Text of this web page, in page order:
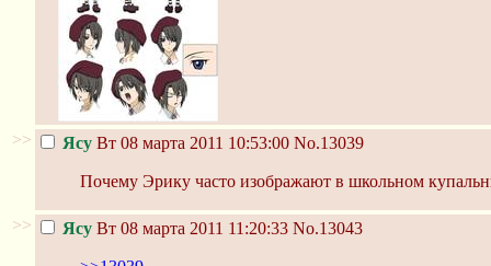
>> Ясу Вт 08 марта 2011 10:53:00 No.13039
Почему Эрику часто изображают в школьном
>> Ясу Вт 08 марта 2011 11:20:33 No.13043